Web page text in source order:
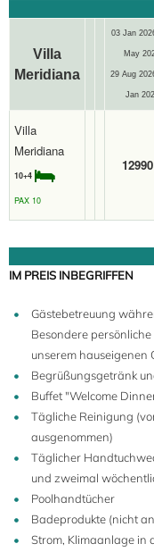
Villa
Meridiana
03 Jan
May
29 Aug
Jan
Villa
Meridiana
10+4
PAX 10
12990
IM PREIS INBEGRIFFEN
Gästebetreuung
Besondere
unserem hauseigenen
Begrüßungsgetränk
Buffet "Welcome
Tägliche Reinigung
ausgenommen)
Täglicher
und zweimal
Poolhandtücher
Badeprodukte (nicht
Strom, Klimaanlage in